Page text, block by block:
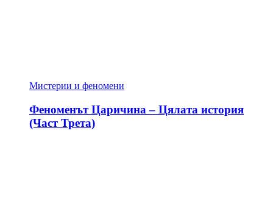
Мистерии и феномени
Феноменът Царичина – Цялата история
(Част Трета)